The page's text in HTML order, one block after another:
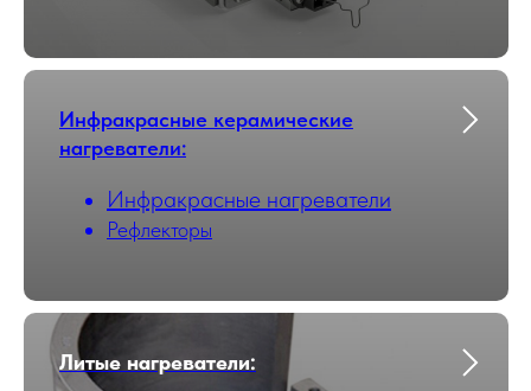
Инфракрасные керамические
нагреватели:
Инфракрасные нагреватели
Рефлекторы
Литые нагреватели: